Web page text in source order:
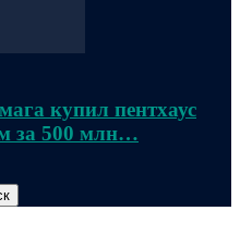
купил пентхаус
за 500 млн…